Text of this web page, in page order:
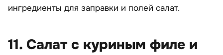
ингредиенты для заправки и полей салат.
11. Салат с куриным филе и